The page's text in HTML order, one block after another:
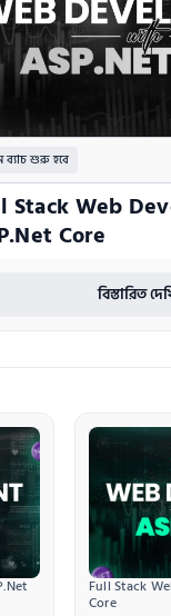
ব্যাচ শুরু হবে
Stack Web
Core
বিস্তারিত
Full Stack
Core